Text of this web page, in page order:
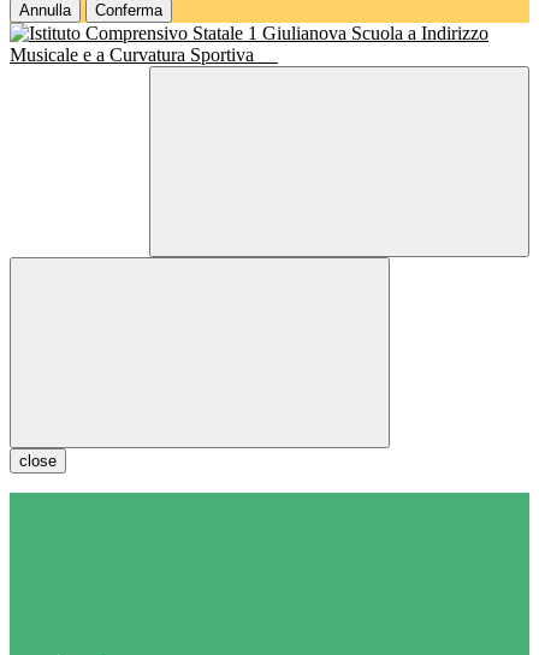
Annulla Conferma
Scuola a Indirizzo
Musicale e a Curvatura Sportiva
close